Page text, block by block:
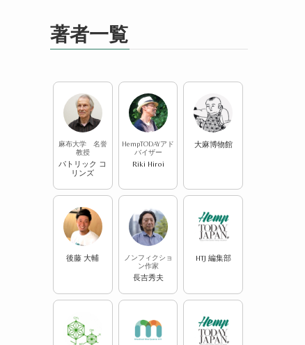
著者一覧
麻布大学 名誉
教授
パトリック コ
リンズ
HempTODAYアド
バイザー
Riki Hiroi
大麻博物館
後藤 大輔
ノンフィクショ
ン作家
長吉秀夫
HTJ 編集部